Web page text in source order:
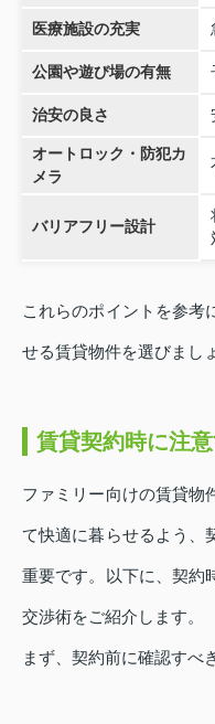
医療施設の充実
公園や遊び場の有無
治安の良さ
オートロック・防犯カ
メラ
バリアフリー設計
これらのポイントを参考
せる賃貸物件を選びまし
賃貸契約時に注
ファミリー向けの賃貸物
て快適に暮らせるよう、
重要です。以下に、契約
交渉術をご紹介します。
まず、契約前に確認すべ